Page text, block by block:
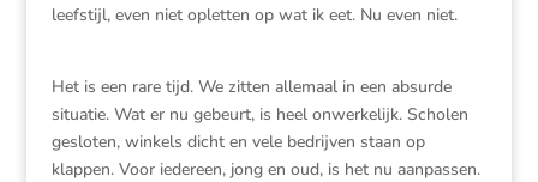
leefstijl, even niet opletten op wat ik eet. Nu even niet.
Het is een rare tijd. We zitten allemaal in een absurde
situatie. Wat er nu gebeurt, is heel onwerkelijk. Scholen
gesloten, winkels dicht en vele bedrijven staan op
klappen. Voor iedereen, jong en oud, is het nu aanpassen.